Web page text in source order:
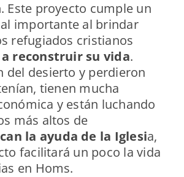
Este proyecto cumple un
importante al brindar
refugiados cristianos
reconstruir su vida.
del desierto y perdieron
tienen mucha
y están luchando
más altos de
la ayuda de la Iglesia,
facilitará un poco la vida
en Homs.